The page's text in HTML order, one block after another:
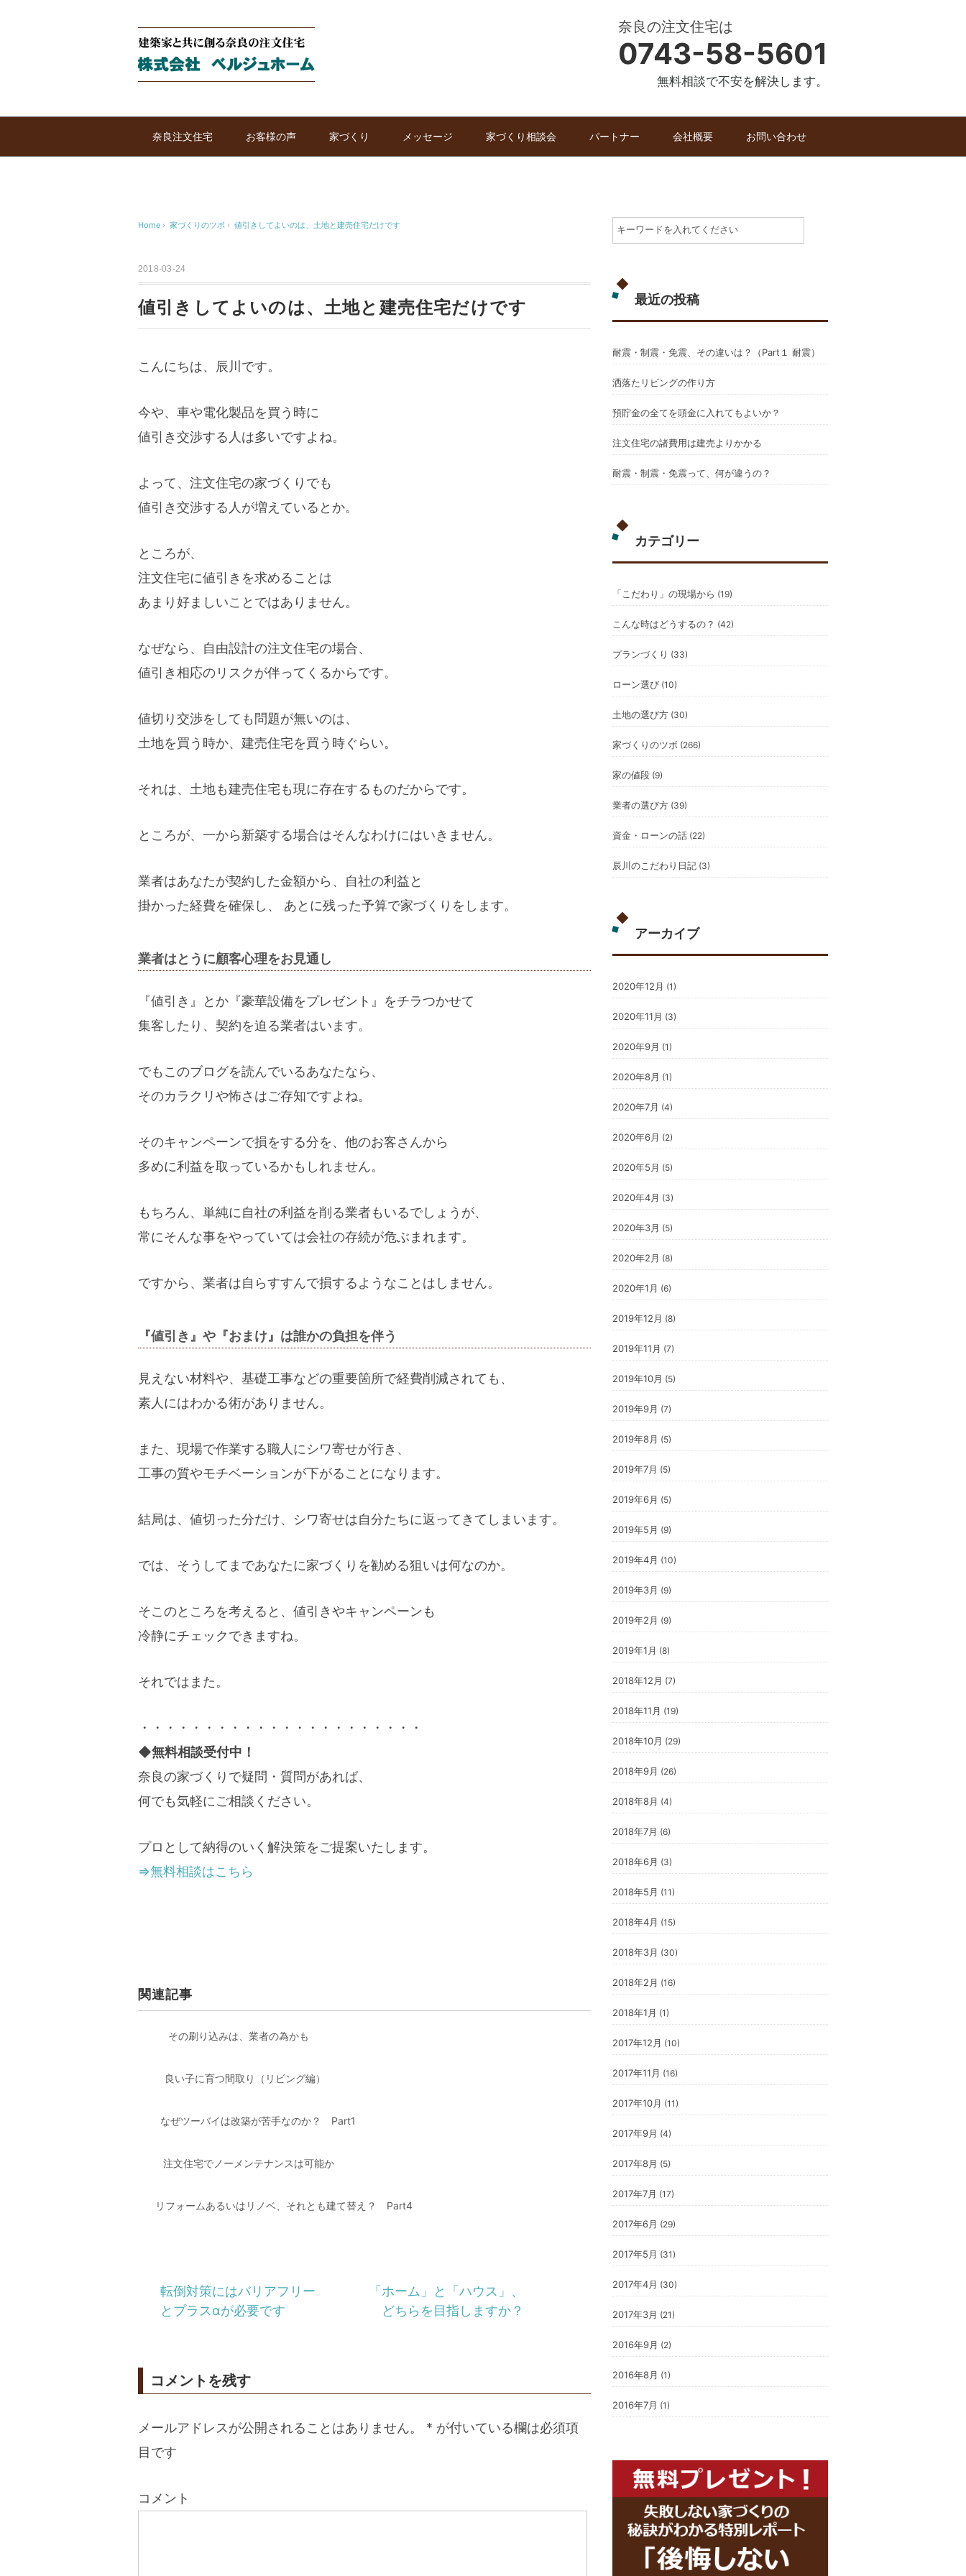
奈良の注文住宅は
0743-58-5601
無料相談で不安を解決します。
奈良注文住宅 お客様の声 家づくり メッセージ 家づくり相談会 パートナー 会社概要 お問い合わせ
Home › 家づくりのツボ › 値引きしてよいのは、土地と建売住宅だけです
2018-03-24
値引きしてよいのは、土地と建売住宅だけです
こんにちは、辰川です。
今や、車や電化製品を買う時に
値引き交渉する人は多いですよね。
よって、注文住宅の家づくりでも
値引き交渉する人が増えているとか。
ところが、
注文住宅に値引きを求めることは
あまり好ましいことではありません。
なぜなら、自由設計の注文住宅の場合、
値引き相応のリスクが伴ってくるからです。
値切り交渉をしても問題が無いのは、
土地を買う時か、建売住宅を買う時ぐらい。
それは、土地も建売住宅も現に存在するものだからです。
ところが、一から新築する場合はそんなわけにはいきません。
業者はあなたが契約した金額から、自社の利益と
掛かった経費を確保し、 あとに残った予算で家づくりをします。
業者はとうに顧客心理をお見通し
『値引き』とか『豪華設備をプレゼント』をチラつかせて
集客したり、契約を迫る業者はいます。
でもこのブログを読んでいるあなたなら、
そのカラクリや怖さはご存知ですよね。
そのキャンペーンで損をする分を、他のお客さんから
多めに利益を取っているかもしれません。
もちろん、単純に自社の利益を削る業者もいるでしょうが、
常にそんな事をやっていては会社の存続が危ぶまれます。
ですから、業者は自らすすんで損するようなことはしません。
『値引き』や『おまけ』は誰かの負担を伴う
見えない材料や、基礎工事などの重要箇所で経費削減されても、
素人にはわかる術がありません。
また、現場で作業する職人にシワ寄せが行き、
工事の質やモチベーションが下がることになります。
結局は、値切った分だけ、シワ寄せは自分たちに返ってきてしまいます。
では、そうしてまであなたに家づくりを勧める狙いは何なのか。
そこのところを考えると、値引きやキャンペーンも
冷静にチェックできますね。
それではまた。
・・・・・・・・・・・・・・・・・・・・・・
◆無料相談受付中！
奈良の家づくりで疑問・質問があれば、
何でも気軽にご相談ください。
プロとして納得のいく解決策をご提案いたします。
⇒無料相談はこちら
関連記事
その刷り込みは、業者の為かも
良い子に育つ間取り（リビング編）
なぜツーバイは改築が苦手なのか？ Part1
注文住宅でノーメンテナンスは可能か
リフォームあるいはリノベ、それとも建て替え？ Part4
転倒対策にはバリアフリー
とプラスαが必要です
「ホーム」と「ハウス」、
どちらを目指しますか？
コメントを残す
メールアドレスが公開されることはありません。 * が付いている欄は必須項
目です
コメント
最近の投稿
耐震・制震・免震、その違いは？（Part１ 耐震）
洒落たリビングの作り方
預貯金の全てを頭金に入れてもよいか？
注文住宅の諸費用は建売よりかかる
耐震・制震・免震って、何が違うの？
カテゴリー
「こだわり」の現場から (19)
こんな時はどうするの？ (42)
プランづくり (33)
ローン選び (10)
土地の選び方 (30)
家づくりのツボ (266)
家の値段 (9)
業者の選び方 (39)
資金・ローンの話 (22)
辰川のこだわり日記 (3)
アーカイブ
2020年12月 (1)
2020年11月 (3)
2020年9月 (1)
2020年8月 (1)
2020年7月 (4)
2020年6月 (2)
2020年5月 (5)
2020年4月 (3)
2020年3月 (5)
2020年2月 (8)
2020年1月 (6)
2019年12月 (8)
2019年11月 (7)
2019年10月 (5)
2019年9月 (7)
2019年8月 (5)
2019年7月 (5)
2019年6月 (5)
2019年5月 (9)
2019年4月 (10)
2019年3月 (9)
2019年2月 (9)
2019年1月 (8)
2018年12月 (7)
2018年11月 (19)
2018年10月 (29)
2018年9月 (26)
2018年8月 (4)
2018年7月 (6)
2018年6月 (3)
2018年5月 (11)
2018年4月 (15)
2018年3月 (30)
2018年2月 (16)
2018年1月 (1)
2017年12月 (10)
2017年11月 (16)
2017年10月 (11)
2017年9月 (4)
2017年8月 (5)
2017年7月 (17)
2017年6月 (29)
2017年5月 (31)
2017年4月 (30)
2017年3月 (21)
2016年9月 (2)
2016年8月 (1)
2016年7月 (1)